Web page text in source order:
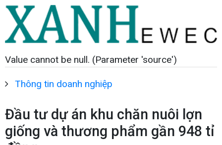
Value cannot be null. (Parameter 'source')
Thông tin doanh nghiệp
Đầu tư dự án khu chăn nuôi lợn
giống và thương phẩm gần 948 tỉ